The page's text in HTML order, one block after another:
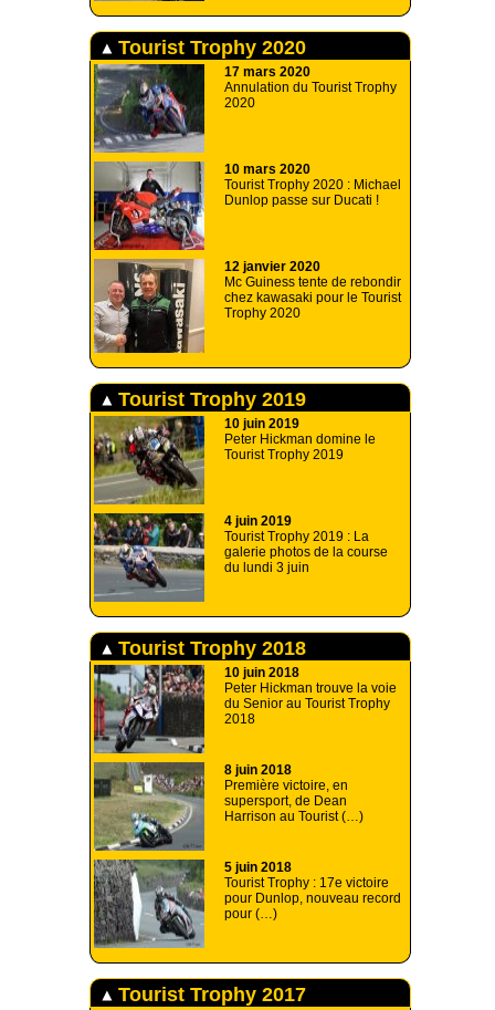
Tourist Trophy 2020
17 mars 2020
Annulation du Tourist Trophy
2020
10 mars 2020
Tourist Trophy 2020 : Michael
Dunlop passe sur Ducati !
12 janvier 2020
Mc Guiness tente de rebondir
chez kawasaki pour le Tourist
Trophy 2020
Tourist Trophy 2019
10 juin 2019
Peter Hickman domine le
Tourist Trophy 2019
4 juin 2019
Tourist Trophy 2019 : La
galerie photos de la course
du lundi 3 juin
Tourist Trophy 2018
10 juin 2018
Peter Hickman trouve la voie
du Senior au Tourist Trophy
2018
8 juin 2018
Première victoire, en
supersport, de Dean
Harrison au Tourist (…)
5 juin 2018
Tourist Trophy : 17e victoire
pour Dunlop, nouveau record
pour (…)
Tourist Trophy 2017